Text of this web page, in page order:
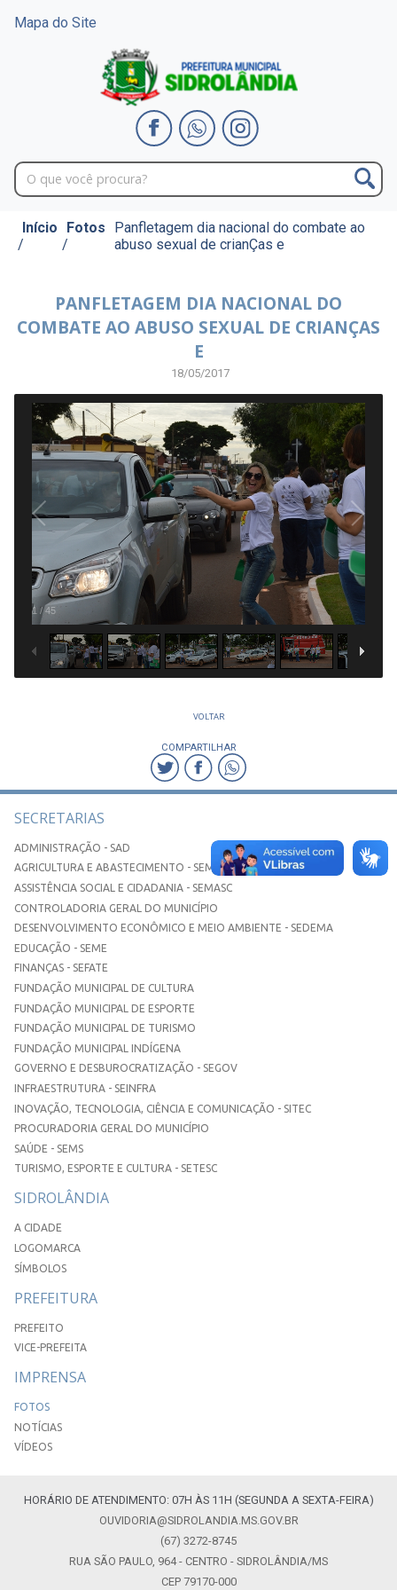
Mapa do Site
Início
/
Fotos
/
Panfletagem dia nacional do combate ao
abuso sexual de crianÇas e
PANFLETAGEM DIA NACIONAL DO
COMBATE AO ABUSO SEXUAL DE CRIANÇAS
E
18/05/2017
1 /45
VOLTAR
COMPARTILHAR
SECRETARIAS
ADMINISTRAÇÃO - SAD
AGRICULTURA E ABASTECIMENTO - SEMAA
ASSISTÊNCIA SOCIAL E CIDADANIA - SEMASC
CONTROLADORIA GERAL DO MUNICÍPIO
DESENVOLVIMENTO ECONÔMICO E MEIO AMBIENTE - SEDEMA
EDUCAÇÃO - SEME
FINANÇAS - SEFATE
FUNDAÇÃO MUNICIPAL DE CULTURA
FUNDAÇÃO MUNICIPAL DE ESPORTE
FUNDAÇÃO MUNICIPAL DE TURISMO
FUNDAÇÃO MUNICIPAL INDÍGENA
GOVERNO E DESBUROCRATIZAÇÃO - SEGOV
INFRAESTRUTURA - SEINFRA
INOVAÇÃO, TECNOLOGIA, CIÊNCIA E COMUNICAÇÃO - SITEC
PROCURADORIA GERAL DO MUNICÍPIO
SAÚDE - SEMS
TURISMO, ESPORTE E CULTURA - SETESC
SIDROLÂNDIA
A CIDADE
LOGOMARCA
SÍMBOLOS
PREFEITURA
PREFEITO
VICE-PREFEITA
IMPRENSA
FOTOS
NOTÍCIAS
VÍDEOS
HORÁRIO DE ATENDIMENTO: 07H ÀS 11H (SEGUNDA A SEXTA-FEIRA)
OUVIDORIA@SIDROLANDIA.MS.GOV.BR
(67) 3272-8745
RUA SÃO PAULO, 964 - CENTRO - SIDROLÂNDIA/MS
CEP 79170-000